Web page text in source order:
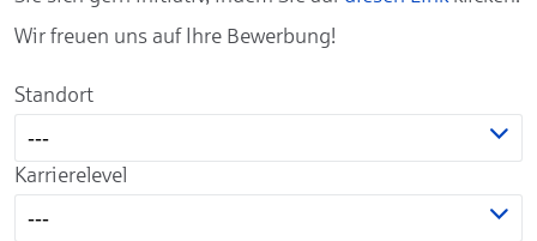
Wir freuen uns auf Ihre Bewerbung!
Standort
---
Karrierelevel
---